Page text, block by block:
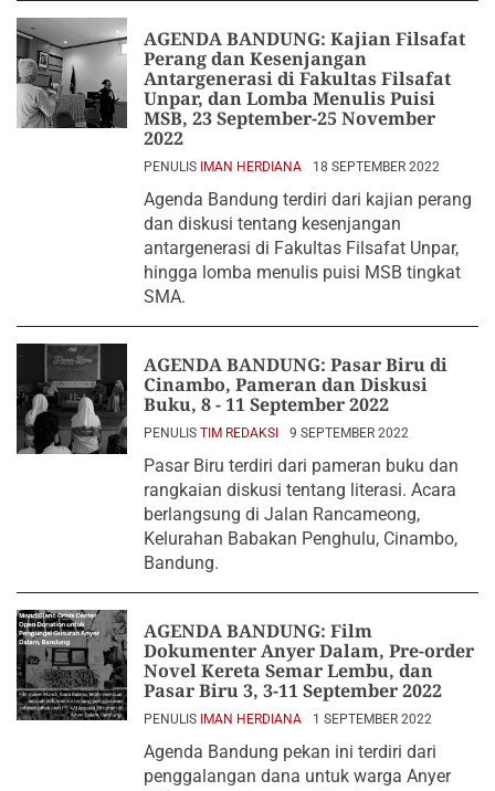
AGENDA BANDUNG: Kajian Filsafat
Perang dan Kesenjangan
Antargenerasi di Fakultas Filsafat
Unpar, dan Lomba Menulis Puisi
MSB, 23 September-25 November
2022
PENULIS IMAN HERDIANA 18 SEPTEMBER 2022
Agenda Bandung terdiri dari kajian perang
dan diskusi tentang kesenjangan
antargenerasi di Fakultas Filsafat Unpar,
hingga lomba menulis puisi MSB tingkat
SMA.
AGENDA BANDUNG: Pasar Biru di
Cinambo, Pameran dan Diskusi
Buku, 8 - 11 September 2022
PENULIS TIM REDAKSI 9 SEPTEMBER 2022
Pasar Biru terdiri dari pameran buku dan
rangkaian diskusi tentang literasi. Acara
berlangsung di Jalan Rancameong,
Kelurahan Babakan Penghulu, Cinambo,
Bandung.
AGENDA BANDUNG: Film
Dokumenter Anyer Dalam, Pre-order
Novel Kereta Semar Lembu, dan
Pasar Biru 3, 3-11 September 2022
PENULIS IMAN HERDIANA 1 SEPTEMBER 2022
Agenda Bandung pekan ini terdiri dari
penggalangan dana untuk warga Anyer